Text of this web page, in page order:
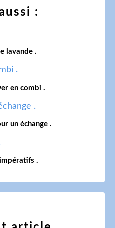
:
lavande .
en combi .
un échange .
.